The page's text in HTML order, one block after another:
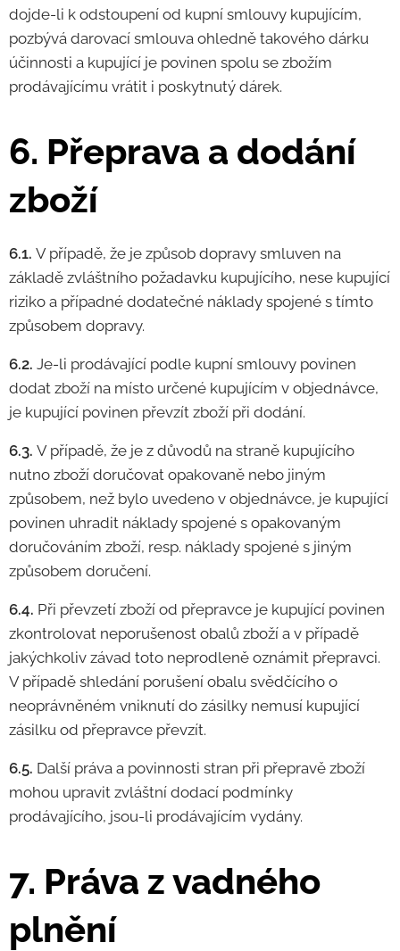
dojde-li k odstoupení od kupní smlouvy kupujícím,
pozbývá darovací smlouva ohledně takového dárku
účinnosti a kupující je povinen spolu se zbožím
prodávajícímu vrátit i poskytnutý dárek.
6. Přeprava a dodání
zboží
6.1. V případě, že je způsob dopravy smluven na
základě zvláštního požadavku kupujícího, nese kupující
riziko a případné dodatečné náklady spojené s tímto
způsobem dopravy.
6.2. Je-li prodávající podle kupní smlouvy povinen
dodat zboží na místo určené kupujícím v objednávce,
je kupující povinen převzít zboží při dodání.
6.3. V případě, že je z důvodů na straně kupujícího
nutno zboží doručovat opakovaně nebo jiným
způsobem, než bylo uvedeno v objednávce, je kupující
povinen uhradit náklady spojené s opakovaným
doručováním zboží, resp. náklady spojené s jiným
způsobem doručení.
6.4. Při převzetí zboží od přepravce je kupující povinen
zkontrolovat neporušenost obalů zboží a v případě
jakýchkoliv závad toto neprodleně oznámit přepravci.
V případě shledání porušení obalu svědčícího o
neoprávněném vniknutí do zásilky nemusí kupující
zásilku od přepravce převzít.
6.5. Další práva a povinnosti stran při přepravě zboží
mohou upravit zvláštní dodací podmínky
prodávajícího, jsou-li prodávajícím vydány.
7. Práva z vadného
plnění